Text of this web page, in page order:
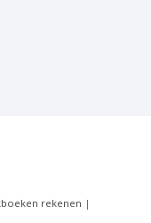
rekenen |